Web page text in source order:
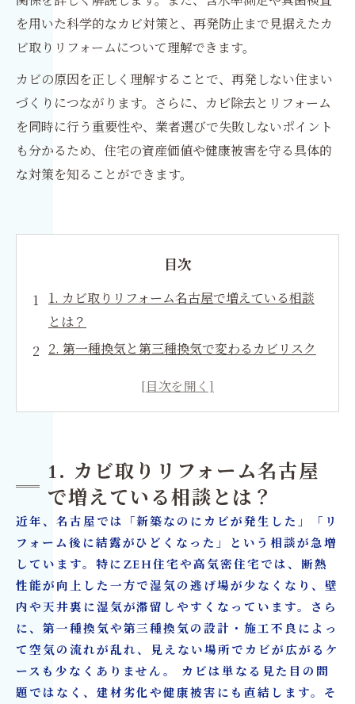
を用いた科学的なカビ対策と、再発防止まで見据えたカ
ビ取りリフォームについて理解できます。
カビの原因を正しく理解することで、再発しない住まい
づくりにつながります。さらに、カビ除去とリフォーム
を同時に行う重要性や、業者選びで失敗しないポイント
も分かるため、住宅の資産価値や健康被害を守る具体的
な対策を知ることができます。
目次
1. カビ取りリフォーム名古屋で増えている相談
とは？
2. 第一種換気と第三種換気で変わるカビリスク
5. カビ取りとリフォームを一緒に行うべき理由
6. 含水率測定と真菌検査が重要な理由
7. 名古屋で多いカビ発生箇所と対策方法
8. 工務店・ハウスメーカーが抱えるカビ問題
9. カビ再発を防ぐリフォーム設計のポイント
10. 名古屋でカビ取りリフォーム業者を選ぶポイ
ント
カビ取り・カビ対策ならカビ取リフォーム名古
屋へ
1. カビ取りリフォーム名古屋
で増えている相談とは？
近年、名古屋では「新築なのにカビが発生した」「リ
フォーム後に結露がひどくなった」という相談が急増
しています。特にZEH住宅や高気密住宅では、断熱
性能が向上した一方で湿気の逃げ場が少なくなり、壁
内や天井裏に湿気が滞留しやすくなっています。さら
に、第一種換気や第三種換気の設計・施工不良によっ
て空気の流れが乱れ、見えない場所でカビが広がるケ
ースも少なくありません。 カビは単なる見た目の問
題ではなく、建材劣化や健康被害にも直結します。そ